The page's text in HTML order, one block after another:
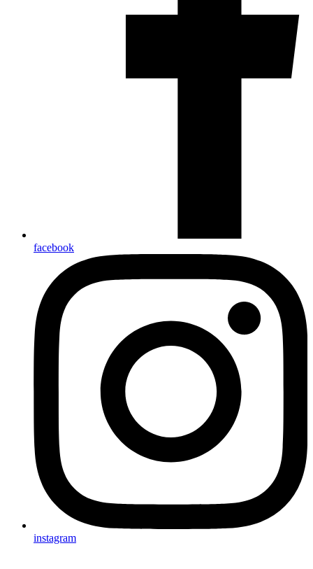
facebook
instagram